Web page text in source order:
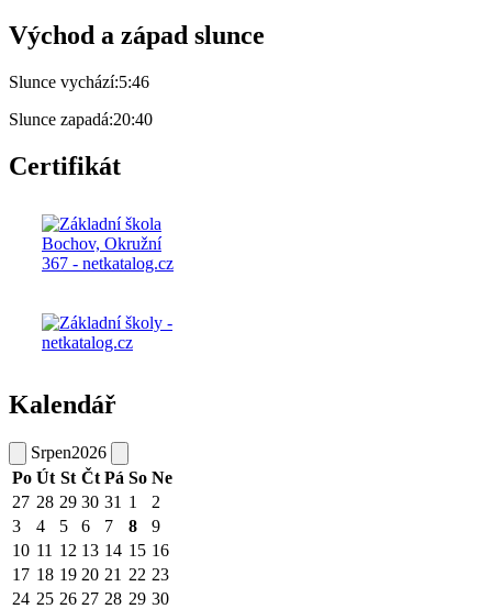
Východ a západ slunce
Slunce vychází:5:46
Slunce zapadá:20:40
Certifikát
Kalendář
Srpen2026
Po Út St Čt Pá So Ne
27 28 29 30 31 1
2
3
4 5 6 7 8
9
10 11 12 13 14 15 16
17 18 19 20 21 22 23
24 25 26 27 28 29 30